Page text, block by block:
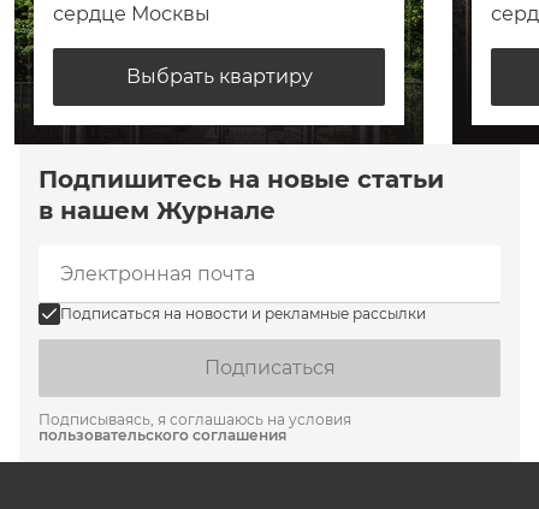
сердце Москвы
Выбрать квартиру
Подпишитесь на новые статьи
в нашем Журнале
Подписаться на новости и рекламные рассылки
Подписаться
Подписываясь, я соглашаюсь на условия
пользовательского соглашения